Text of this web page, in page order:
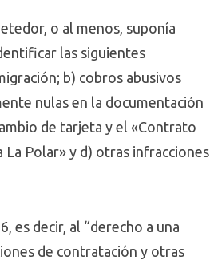
o al menos, suponía
las siguientes
b) cobros abusivos
nulas en la documentación
de tarjeta y el «Contrato
Polar» y d) otras infracciones
es decir, al “derecho a una
de contratación y otras